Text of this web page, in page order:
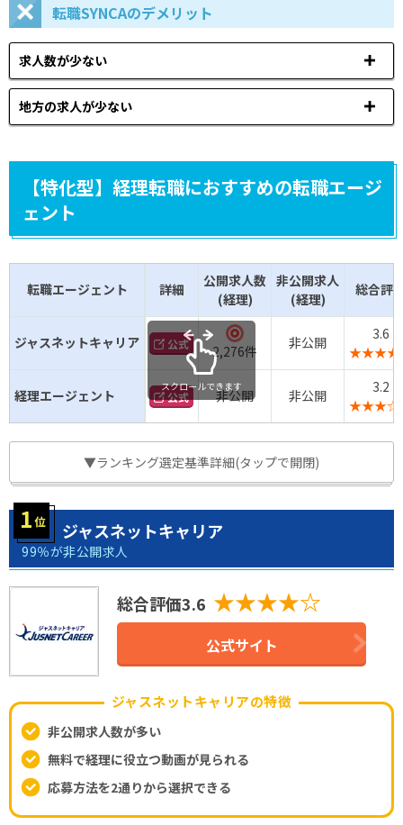
転職SYNCAのデメリット
求人数が少ない
地方の求人が少ない
【特化型】経理転職におすすめの転職エージ
ェント
転職エージェント 詳細
公開求人数
(経理)
非公開求人
(経理)
総合評
ジャスネットキャリア 公式
2,276件
非公開
3.6
経理エージェント 公式 非公開 非公開
3.2
スクロールできます
▼ランキング選定基準詳細(タップで開閉)
ジャスネットキャリア
99％が非公開求人
総合評価3.6 ★★★★☆
公式サイト
ジャスネットキャリアの特徴
非公開求人数が多い
無料で経理に役立つ動画が見られる
応募方法を2通りから選択できる